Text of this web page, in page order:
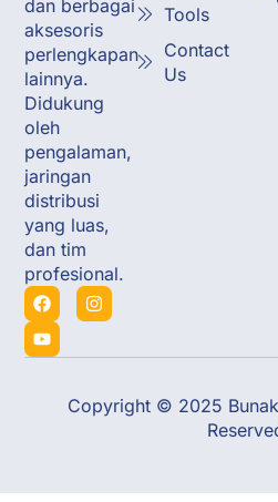
dan berbagai
aksesoris
perlengkapan
lainnya.
Didukung
oleh
pengalaman,
jaringan
distribusi
yang luas,
dan tim
profesional.
Tools
Contact
Us
Copyright © 2025